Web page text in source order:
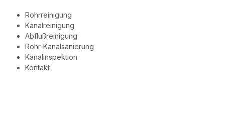
Rohrreinigung
Kanalreinigung
Abflußreinigung
Rohr-Kanalsanierung
Kanalinspektion
Kontakt